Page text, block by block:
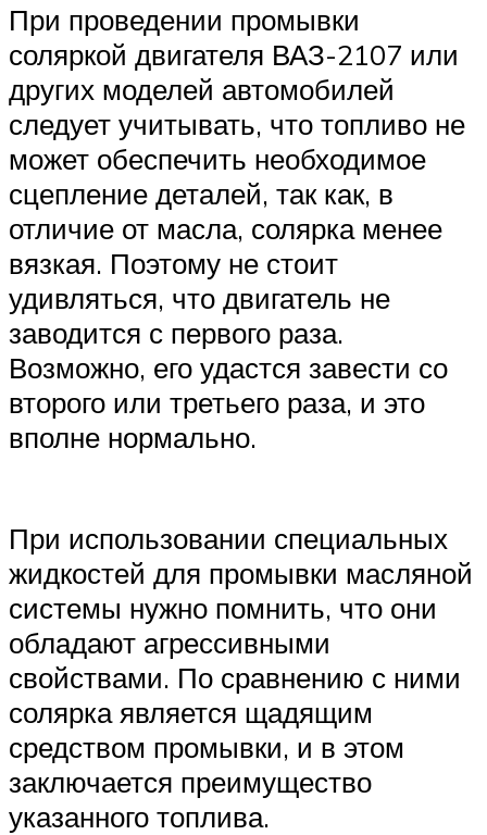
При проведении промывки
соляркой двигателя ВАЗ-2107 или
других моделей автомобилей
следует учитывать, что топливо не
может обеспечить необходимое
сцепление деталей, так как, в
отличие от масла, солярка менее
вязкая. Поэтому не стоит
удивляться, что двигатель не
заводится с первого раза.
Возможно, его удастся завести со
второго или третьего раза, и это
вполне нормально.
При использовании специальных
жидкостей для промывки масляной
системы нужно помнить, что они
обладают агрессивными
свойствами. По сравнению с ними
солярка является щадящим
средством промывки, и в этом
заключается преимущество
указанного топлива.